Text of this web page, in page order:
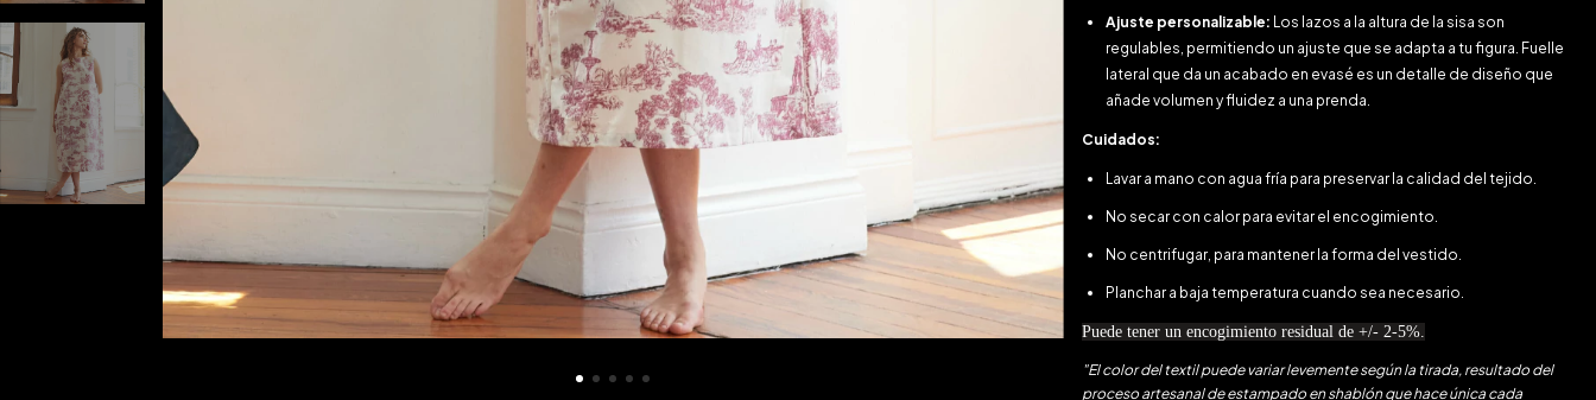
Ajuste personalizable: Los lazos a la altura de la sisa son
regulables, permitiendo un ajuste que se adapta a tu figura. Fuelle
lateral que da un acabado en evasé es un detalle de diseño que
añade volumen y fluidez a una prenda.
Cuidados:
Lavar a mano con agua fría para preservar la calidad del tejido.
No secar con calor para evitar el encogimiento.
No centrifugar, para mantener la forma del vestido.
Planchar a baja temperatura cuando sea necesario.
Puede tener un encogimiento residual de +/- 2-5%.
"El color del textil puede variar levemente según la tirada, resultado del
proceso artesanal de estampado en shablón que hace única cada